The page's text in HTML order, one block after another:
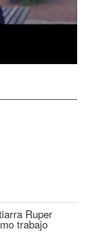
Ruper
trabajo